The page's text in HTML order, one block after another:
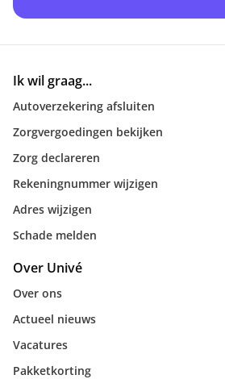
Ik wil graag...
Autoverzekering afsluiten
Zorgvergoedingen bekijken
Zorg declareren
Rekeningnummer wijzigen
Adres wijzigen
Schade melden
Over Univé
Over ons
Actueel nieuws
Vacatures
Pakketkorting